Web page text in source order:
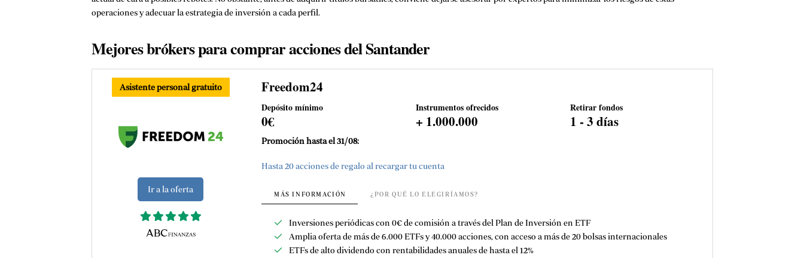
operaciones y adecuar la estrategia de inversión a cada perfil.
Mejores brókers para comprar acciones del Santander
Asistente personal gratuito
Ir a la oferta
Freedom24
Depósito mínimo
0€
Instrumentos ofrecidos
+ 1.000.000
Retirar fondos
1 - 3 días
Promoción hasta el 31/08:
Hasta 20 acciones de regalo al recargar tu cuenta
MÁS INFORMACIÓN ¿POR QUÉ LO ELEGIRÍAMOS?
Inversiones periódicas con 0€ de comisión a través del Plan de Inversión en ETF
Amplia oferta de más de 6.000 ETFs y40.000 acciones,con acceso a más de 20 bolsas internacionales
ETFs de alto dividendo con rentabilidades anuales de hasta el 12%